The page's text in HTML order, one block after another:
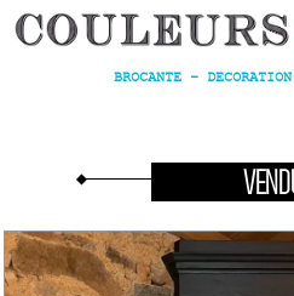
BROCANTE - DECORATION
VENDU